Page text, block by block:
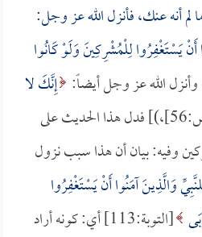
أنه عنك، فأنزل الله عز وجل:
يَسْتَغْفِرُوا لِلْمُشْرِكِينَ وَلَوْ كَانُوا
إِنَّكَ لا
[القصص:56]،)] فدل هذا الحديث على
وفيه: بيان أن هذا سبب نزول
وَالَّذِينَ آمَنُوا أَنْ يَسْتَغْفِرُوا
[التوبة:113] أي: كونه أراد